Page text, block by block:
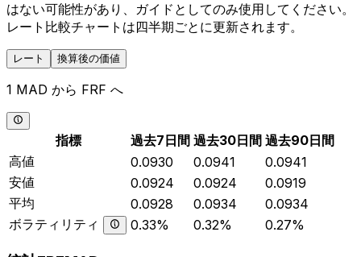
はない可能性があり、ガイドとしてのみ使用してください。
レート比較チャートは四半期ごとに更新されます。
レート 換算後の価値
1 MAD から FRF へ
指標 過去7日間 過去30日間 過去90日間
高値
0.0930 0.0941
0.0941
安値
0.0924 0.0924
0.0919
平均
0.0928 0.0934
0.0934
ボラティリティ
0.33% 0.32% 0.27%